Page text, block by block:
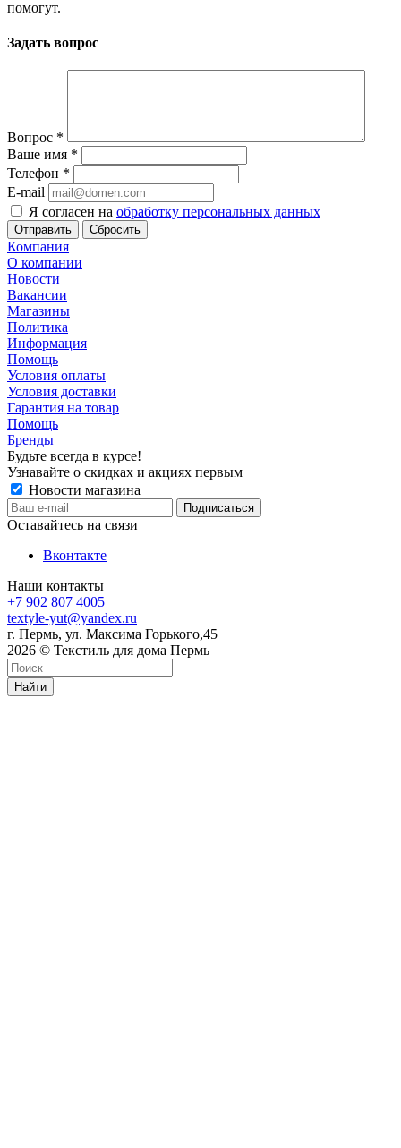
помогут.
Задать вопрос
Вопрос *
Ваше имя *
Телефон *
E-mail
Я согласен на обработку персональных данных
Сбросить
Компания
О компании
Новости
Вакансии
Магазины
Политика
Информация
Помощь
Условия оплаты
Условия доставки
Гарантия на товар
Помощь
Бренды
Будьте всегда в курсе!
Узнавайте о скидках и акциях первым
Новости магазина
Оставайтесь на связи
Вконтакте
Наши контакты
+7 902 807 4005
textyle-yut@yandex.ru
г. Пермь, ул. Максима Горького,45
2026 © Текстиль для дома Пермь
Найти